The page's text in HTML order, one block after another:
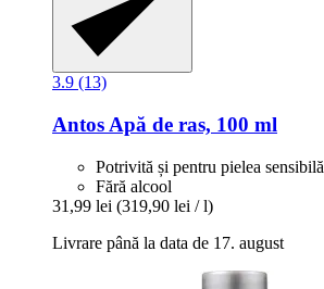
3.9 (13)
Antos Apă de ras, 100 ml
Potrivită și pentru pielea sensibilă
Fără alcool
31,99 lei (319,90 lei / l)
Livrare până la data de 17. august